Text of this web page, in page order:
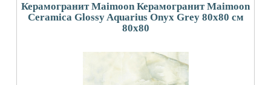
Керамогранит Maimoon Керамогранит Maimoon
Ceramica Glossy Aquarius Onyx Grey 80х80 см
80x80